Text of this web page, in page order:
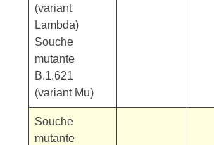
(variant
Lambda)
Souche
mutante
B.1.621
(variant Mu)
Souche
mutante